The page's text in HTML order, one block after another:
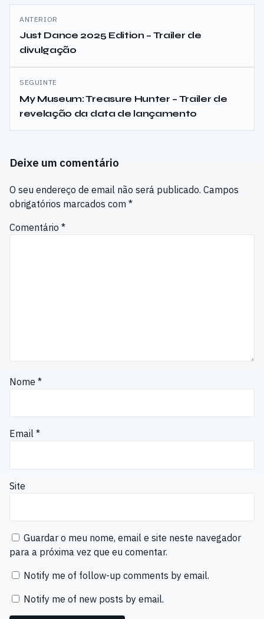
Navegação
de
artigos
ANTERIOR
Just Dance 2025 Edition – Trailer de
divulgação
SEGUINTE
My Museum: Treasure Hunter – Trailer de
revelação da data de lançamento
Deixe um comentário
O seu endereço de email não será publicado. Campos
obrigatórios marcados com *
Comentário *
Nome *
Email *
Site
Guardar o meu nome, email e site neste navegador
para a próxima vez que eu comentar.
Notify me of follow-up comments by email.
Notify me of new posts by email.